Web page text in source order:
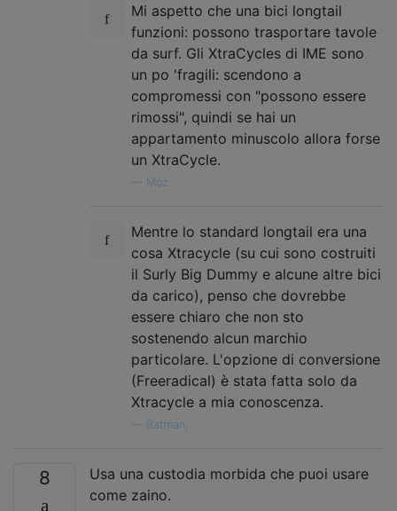
Mi aspetto che una bici longtail
funzioni: possono trasportare tavole
da surf. Gli XtraCycles di IME sono
un po 'fragili: scendono a
compromessi con "possono essere
rimossi", quindi se hai un
appartamento minuscolo allora forse
un XtraCycle.
Móż
Mentre lo standard longtail era una
cosa Xtracycle (su cui sono costruiti
il ​​Surly Big Dummy e alcune altre bici
da carico), penso che dovrebbe
essere chiaro che non sto
sostenendo alcun marchio
particolare. L'opzione di conversione
(Freeradical) è stata fatta solo da
Xtracycle a mia conoscenza.
Batman,
8
Usa una custodia morbida che puoi usare
come zaino.